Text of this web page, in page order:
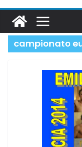
campionato